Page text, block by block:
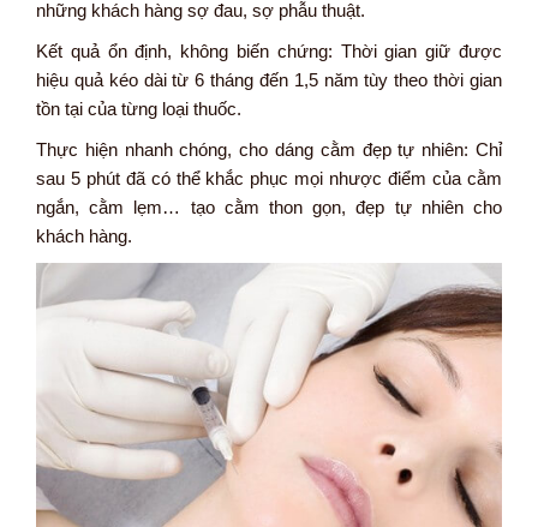
những khách hàng sợ đau, sợ phẫu thuật.
Kết quả ổn định, không biến chứng: Thời gian giữ được
hiệu quả kéo dài từ 6 tháng đến 1,5 năm tùy theo thời gian
tồn tại của từng loại thuốc.
Thực hiện nhanh chóng, cho dáng cằm đẹp tự nhiên: Chỉ
sau 5 phút đã có thể khắc phục mọi nhược điểm của cằm
ngắn, cằm lẹm… tạo cằm thon gọn, đẹp tự nhiên cho
khách hàng.